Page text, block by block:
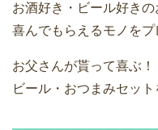
お酒好き・ビール好きの
喜んでもらえるモノをプ
お父さんが貰って喜ぶ！
ビール・おつまみセッ